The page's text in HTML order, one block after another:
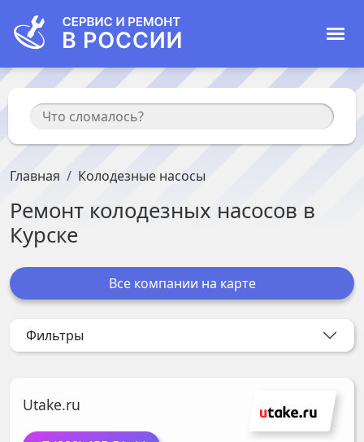
Главная Колодезные насосы
Ремонт колодезных насосов в
Курске
Все компании на карте
Фильтры
Utake.ru